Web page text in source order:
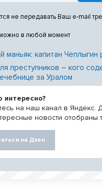
не передавать Ваш e-mail
в любой момент
маньяк: капитан Чеплыгин
преступников – кого
за Уралом
интересно?
на наш канал в Яндекс.
новости отобраны
на Дзен